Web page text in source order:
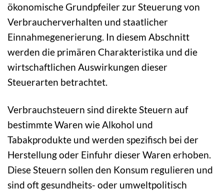
ökonomische Grundpfeiler zur Steuerung von
Verbraucherverhalten und staatlicher
Einnahmegenerierung. In diesem Abschnitt
werden die primären Charakteristika und die
wirtschaftlichen Auswirkungen dieser
Steuerarten betrachtet.
Verbrauchsteuern sind direkte Steuern auf
bestimmte Waren wie Alkohol und
Tabakprodukte und werden spezifisch bei der
Herstellung oder Einfuhr dieser Waren erhoben.
Diese Steuern sollen den Konsum regulieren und
sind oft gesundheits- oder umweltpolitisch